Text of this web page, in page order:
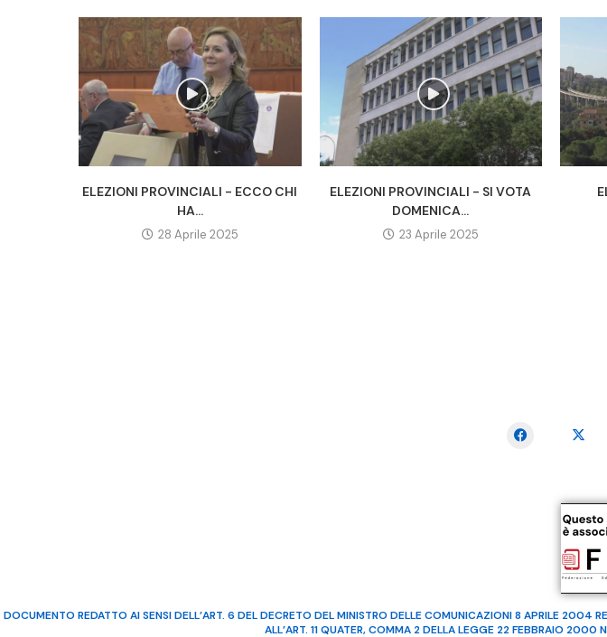
ELEZIONI PROVINCIALI - ECCO CHI
HA...
28 Aprile 2025
ELEZIONI PROVINCIALI - SI VOTA
DOMENICA...
23 Aprile 2025
DOCUMENTO REDATTO AI SENSI DELL’ART. 6 DEL DECRETO DEL MINISTRO DELLE COMUNICAZIONI 8 APRILE
ALL’ART. 11 QUATER, COMMA 2 DELLA LEGGE 22 FEBBRAIO